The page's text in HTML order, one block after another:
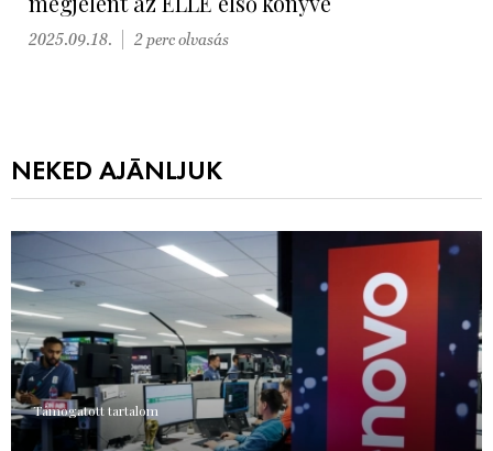
2025.09.18. 2 perc olvasás
NEKED AJÁNLJUK
Támogatott tartalom